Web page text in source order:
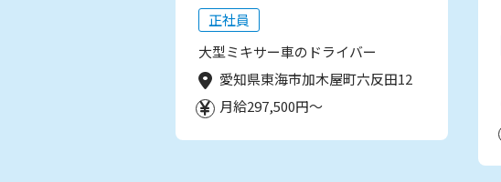
正社員
大型ミキサー車のドライバー
愛知県東海市加木屋町六反田12
月給297,500円～